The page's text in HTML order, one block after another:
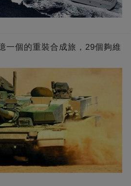
一個的重裝合成旅，29個夠維